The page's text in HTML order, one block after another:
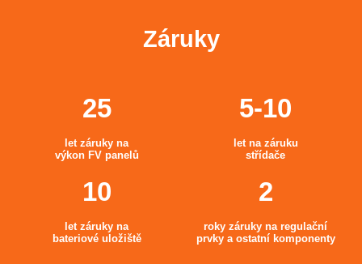
Záruky
let záruky na
výkon FV panelů
let na záruku
střídače
let záruky na
bateriové uložiště
roky záruky na regulační
prvky a ostatní komponenty